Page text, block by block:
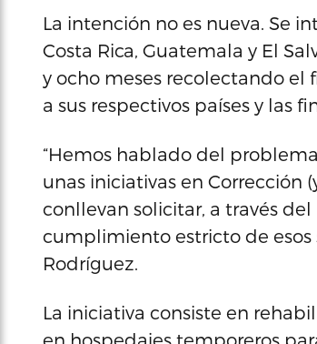
La intención no es nueva. Se
Costa Rica, Guatemala y El
y ocho meses recolectando el
a sus respectivos países y las
“Hemos hablado del
unas iniciativas en Corrección
conllevan solicitar, a través
cumplimiento estricto de esos
Rodríguez.
La iniciativa consiste en
en hospedajes temporeros